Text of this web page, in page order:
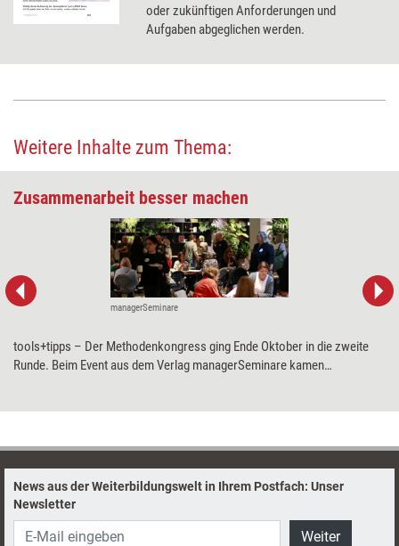
oder zukünftigen Anforderungen und
Aufgaben abgeglichen werden.
Weitere Inhalte zum Thema:
Zusammenarbeit besser machen
managerSeminare
tools+tipps – Der Methodenkongress ging Ende Oktober in die zweite
Runde. Beim Event aus dem Verlag managerSeminare kamen
News aus der Weiterbildungswelt in Ihrem Postfach: Unser
Newsletter
Weiter